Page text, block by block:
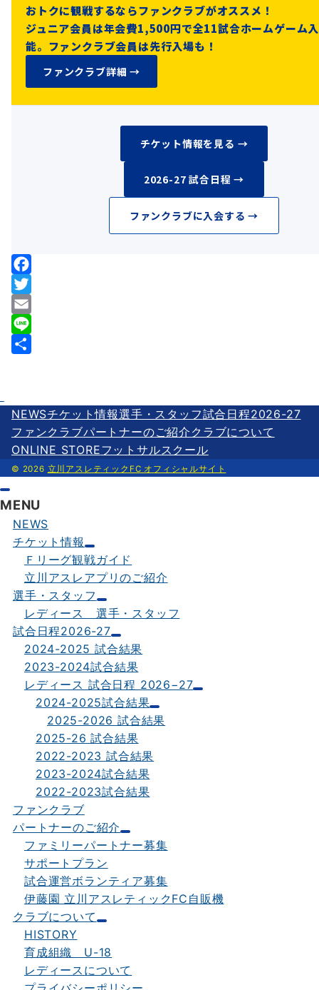
観戦ガイドを読む →
おトクに観戦するならファンクラブがオススメ！
ジュニア会員は年会費1,500円で全11試合ホームゲーム
能。ファンクラブ会員は先行入場も！
ファンクラブ詳細 →
チケット情報を見る →
2026-27 試合日程 →
ファンクラブに入会する →
F
a
c
e
o
k
T
w
e
r
E
m
l
L
e
NEWSチケット情報選手・スタッフ試合日程2026-27
ファンクラブパートナーのご紹介 クラブについて
ONLINE STOREフットサルスクール
© 2026 立川アスレティックFC オフィシャルサイト
MENU
NEWS
チケット情報
Ｆリーグ観戦ガイド
立川アスレアプリのご紹介
選手・スタッフ
レディース 選手・スタッフ
試合日程2026-27
2024-2025 試合結果
2023-2024試合結果
レディース 試合日程 2026−27
2024-2025試合結果
2025-2026 試合結果
2025-26 試合結果
2022-2023 試合結果
2023-2024試合結果
2022-2023試合結果
ファンクラブ
パートナーのご紹介
ファミリーパートナー募集
サポートプラン
試合運営ボランティア募集
伊藤園 立川アスレティックFC自販機
クラブについて
HISTORY
育成組織 U-18
レディースについて